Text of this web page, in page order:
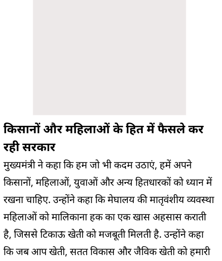
किसानों और महिलाओं के हित में फैसले कर
रही सरकार
मुख्यमंत्री ने कहा कि हम जो भी कदम उठाएं, हमें अपने
किसानों, महिलाओं, युवाओं और अन्य हितधारकों को ध्यान में
रखना चाहिए. उन्होंने कहा कि मेघालय की मातृवंशीय व्यवस्था
महिलाओं को मालिकाना हक का एक खास अहसास कराती
है, जिससे टिकाऊ खेती को मजबूती मिलती है. उन्होंने कहा
कि जब आप खेती, सतत विकास और जैविक खेती को हमारी